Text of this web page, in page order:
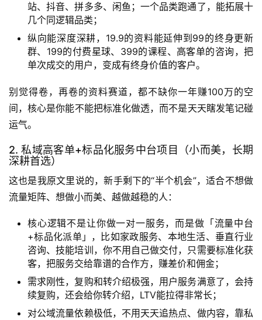
站、抖音、拼多多、闲鱼；一个品类跑通了，能拓展十
几个同逻辑品类；
纵向能深度深耕，19.9的资料能延伸到99的终身更新
群、199的付费星球、399的课程、高客单的咨询，把
单次成交的用户，变成有终身价值的客户。
别觉得卷，再卷的资料赛道，都不缺你一年赚100万的空
间，核心是你能不能把标准化做透，而不是天天瞎发笔记碰
运气。
2. 私域高客单+标品化服务中台项目（小而美，长期
深耕首选）
这也是我原文里说的，新手剩下的“半个机会”，适合不想做
流量矩阵、想做小而美、越做越稳的人：
核心逻辑不是让你做一对一服务，而是做「流量中台
+标品化派单」，比如家政服务、本地生活、垂直行业
咨询、技能培训，你不用自己做交付，只需要标准化获
客，把服务交给靠谱的合作方，赚差价和佣金；
需求刚性，复购和转介绍极强，用户服务满意了，会持
续复购，还会给你转介绍，LTV能拉得非常长；
对公域流量依赖极低，不用天天追热点、做内容，靠私